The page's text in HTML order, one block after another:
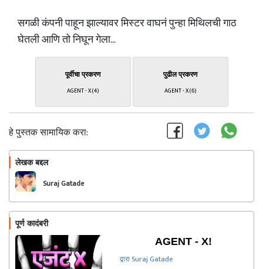
सगळी कंपनी पाहून झाल्यावर मिस्टर वाघनं पुन्हा मिथिलची गाठ
घेतली आणि तो निघून गेला...
पूर्वीचा प्रकरण
AGENT - X (4)
पुढील प्रकरण
AGENT - X (6)
हे पुस्तक सामायिक करा:
लेखक बद्दल
Suraj Gatade
पूर्ण कादंबरी
AGENT - X!
द्वारा Suraj Gatade